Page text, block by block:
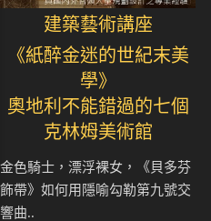
建築藝術講座
《紙醉金迷的世紀末美
學》
奧地利不能錯過的七個
克林姆美術館
金色騎士，漂浮裸女，《貝多芬
飾帶》如何用隱喻勾勒第九號交
響曲..